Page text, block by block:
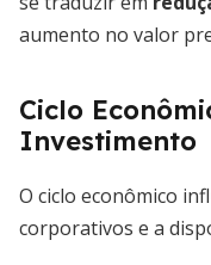
aumento no valor
Ciclo
Investimento
O ciclo econômico
corporativos e a